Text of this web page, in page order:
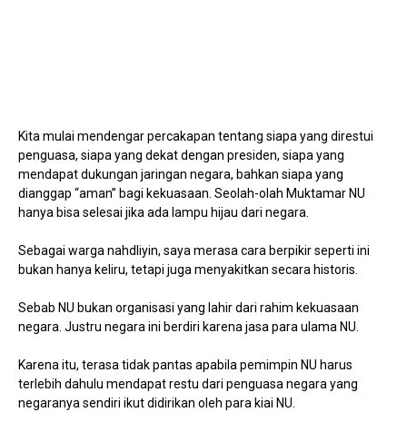
Kita mulai mendengar percakapan tentang siapa yang direstui
penguasa, siapa yang dekat dengan presiden, siapa yang
mendapat dukungan jaringan negara, bahkan siapa yang
dianggap “aman” bagi kekuasaan. Seolah-olah Muktamar NU
hanya bisa selesai jika ada lampu hijau dari negara.
Sebagai warga nahdliyin, saya merasa cara berpikir seperti ini
bukan hanya keliru, tetapi juga menyakitkan secara historis.
Sebab NU bukan organisasi yang lahir dari rahim kekuasaan
negara. Justru negara ini berdiri karena jasa para ulama NU.
Karena itu, terasa tidak pantas apabila pemimpin NU harus
terlebih dahulu mendapat restu dari penguasa negara yang
negaranya sendiri ikut didirikan oleh para kiai NU.